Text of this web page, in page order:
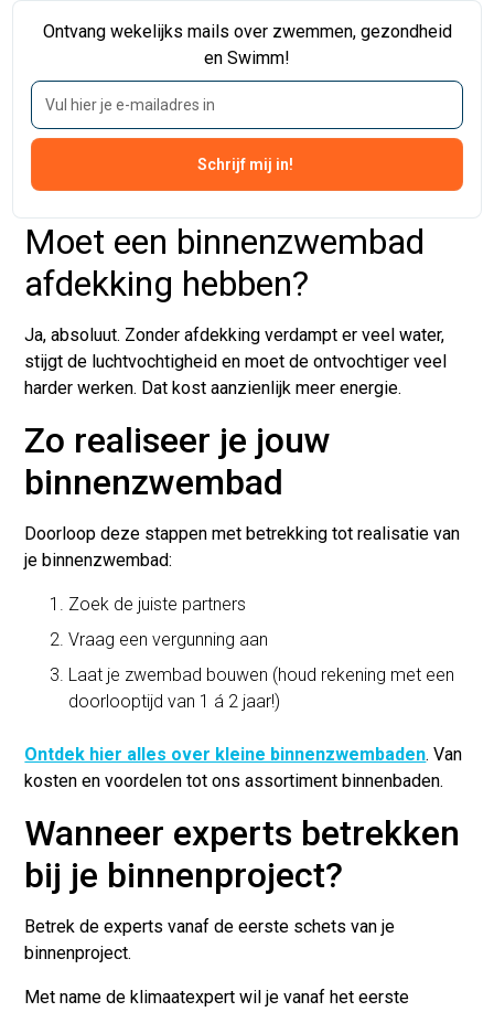
Ontvang wekelijks mails over zwemmen, gezondheid
en Swimm!
De energiekosten (stroom) gaat richting de 1000 euro per
Wil je de kosten verlagen? Dan is goede isolatie
essentieel!
Ontdek hier alles over de jaarlijkse kosten van
zwembaden.
Moet een binnenzwembad
afdekking hebben?
Ja, absoluut. Zonder afdekking verdampt er veel water,
stijgt de luchtvochtigheid en moet de ontvochtiger veel
harder werken. Dat kost aanzienlijk meer energie.
Zo realiseer je jouw
binnenzwembad
Doorloop deze stappen met betrekking tot realisatie van
je binnenzwembad:
Zoek de juiste partners
Vraag een vergunning aan
Laat je zwembad bouwen (houd rekening met een
doorlooptijd van 1 á 2 jaar!)
Ontdek hier alles over kleine binnenzwembaden. Van
kosten en voordelen tot ons assortiment binnenbaden.
Wanneer experts betrekken
bij je binnenproject?
Betrek de experts vanaf de eerste schets van je
binnenproject.
Met name de klimaatexpert wil je vanaf het eerste